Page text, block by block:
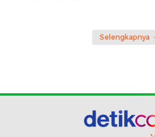
Selengkapnya